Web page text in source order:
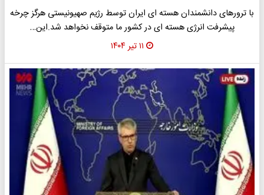
با ترورهای دانشمندان هسته ای ایران توسط رژیم صهیونیستی هرگز چرخه
پیشرفت انرژی هسته ای در کشور ما متوقف نخواهد شد.این…
۱۱ تیر ۱۴۰۴